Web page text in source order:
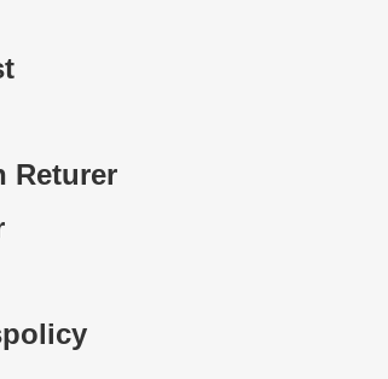
Returer